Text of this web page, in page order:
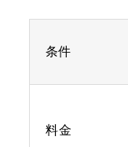
条件
料金